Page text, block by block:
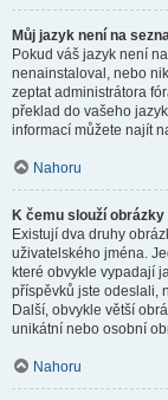
Můj jazyk není na
Pokud váš jazyk není
nenainstaloval, nebo
zeptat administrátora
překlad do vašeho
informací můžete najít
Nahoru
K čemu slouží
Existují dva druhy
uživatelského jména.
které obvykle vypadají
příspěvků jste odeslali,
Další, obvykle větší
unikátní nebo osobní
Nahoru